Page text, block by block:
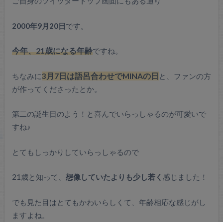
2000年9月20日です。
今年、21歳になる年齢ですね。
ちなみに3月7日は語呂合わせでMINAの日 と、ファンの方
が作ってくださったとか。
第二の誕生日のよう！と喜んでいらっしゃるのが可愛いで
すね♪
とてもしっかりしていらっしゃるので
21歳と知って、 想像していたよりも少し若く 感じました！
でも見た目はとてもかわいらしくて、年齢相応な感じがし
ますよね。